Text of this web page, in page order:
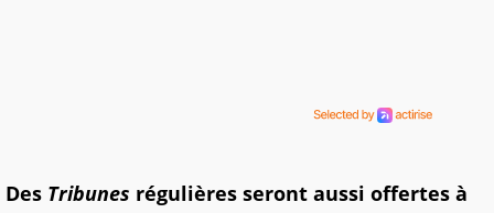
Des Tribunes régulières seront aussi offertes à